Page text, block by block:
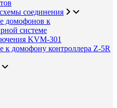
соединения
домофонов к
системе
KVM-301
к домофону контроллера Z-5R